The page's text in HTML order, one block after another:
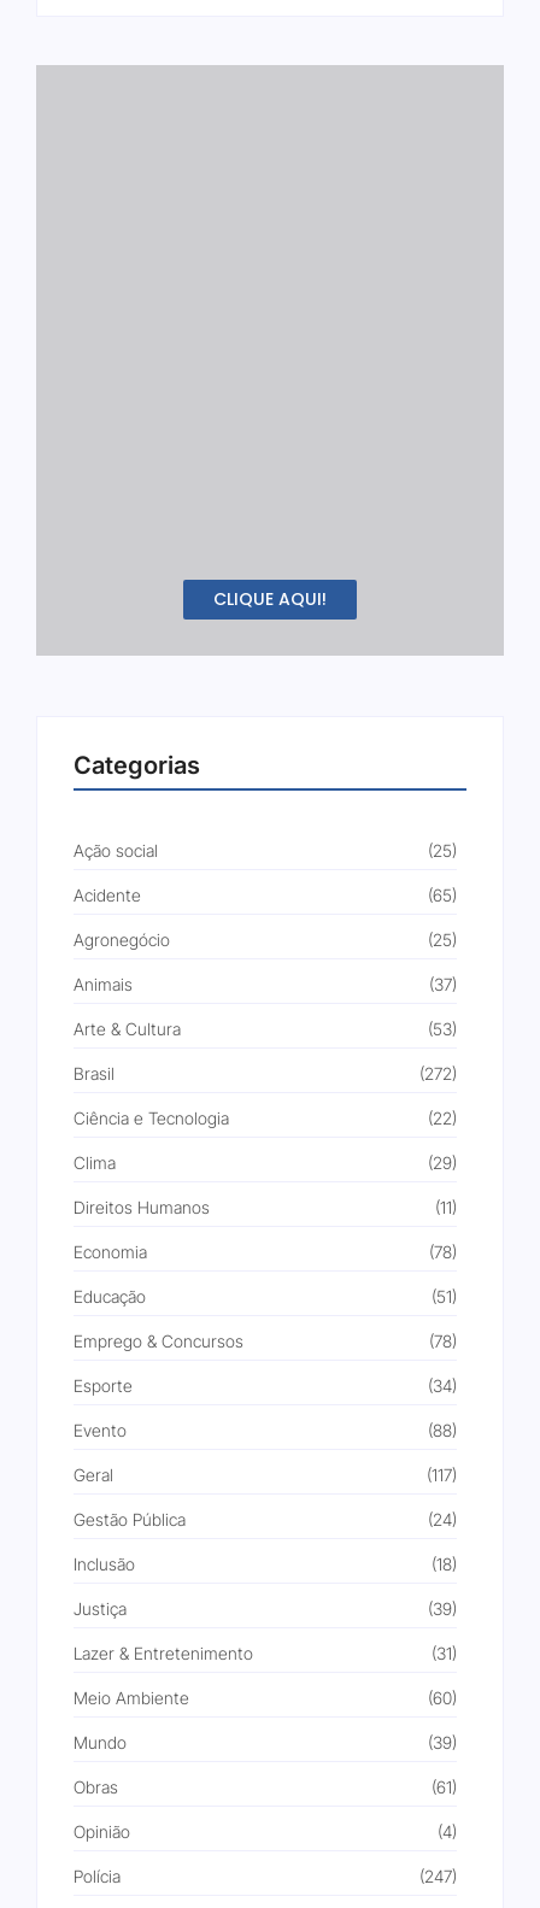
CLIQUE AQUI!
Categorias
Ação social (25)
Acidente (65)
Agronegócio (25)
Animais (37)
Arte & Cultura (53)
Brasil (272)
Ciência e Tecnologia (22)
Clima (29)
Direitos Humanos (11)
Economia (78)
Educação (51)
Emprego & Concursos (78)
Esporte (34)
Evento (88)
Geral (117)
Gestão Pública (24)
Inclusão (18)
Justiça (39)
Lazer & Entretenimento (31)
Meio Ambiente (60)
Mundo (39)
Obras (61)
Opinião (4)
Polícia (247)